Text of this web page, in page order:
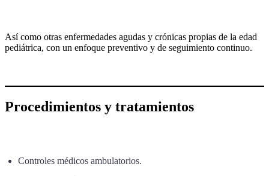
Así como otras enfermedades agudas y crónicas propias de la edad
pediátrica, con un enfoque preventivo y de seguimiento continuo.
Procedimientos y tratamientos
Controles médicos ambulatorios.